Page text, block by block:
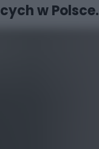
w Polsce.